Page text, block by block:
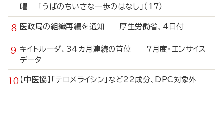
曜 「うぱのちいさな一歩のはなし」（17）
医政局の組織再編を通知 厚生労働省、4日付
キイトルーダ、34カ月連続の首位 7月度・エンサイス
データ
【中医協】「テロメライシン」など22成分、DPC対象外